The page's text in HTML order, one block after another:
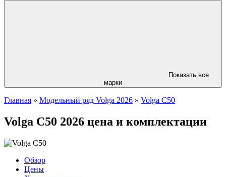
Показать все
марки
Главная » Модельный ряд Volga 2026 » Volga C50
Volga C50 2026 цена и комплектации
Обзор
Цены